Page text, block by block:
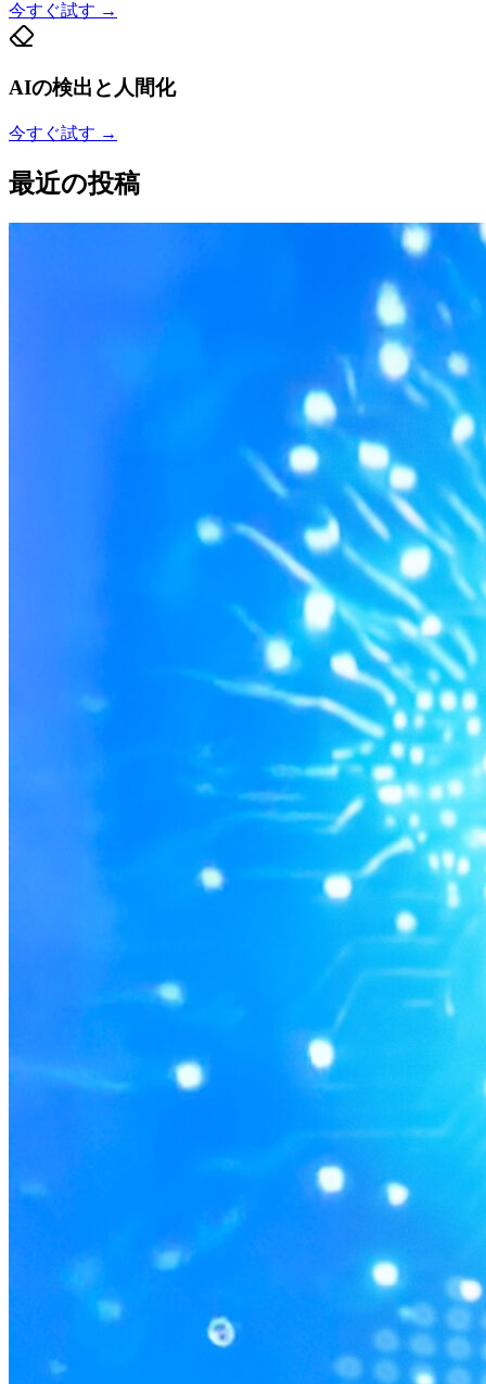
今すぐ試す →
AIの検出と人間化
今すぐ試す →
最近の投稿